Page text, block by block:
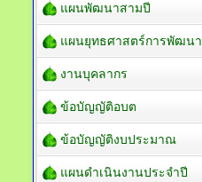
แผนพัฒนาสามปี
แผนยุทธศาสตร์การพัฒนา
งานบุคลากร
ข้อบัญญัติอบต
ข้อบัญญัติงบประมาณ
แผนดำเนินงานประจำปี